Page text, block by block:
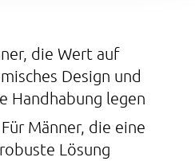
die Wert auf
Design und
Handhabung legen
Männer, die eine
Lösung